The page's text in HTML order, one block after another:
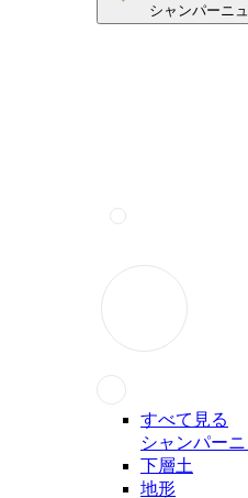
シャンパーニ
すべて見る
シャンパー
下層土
地形